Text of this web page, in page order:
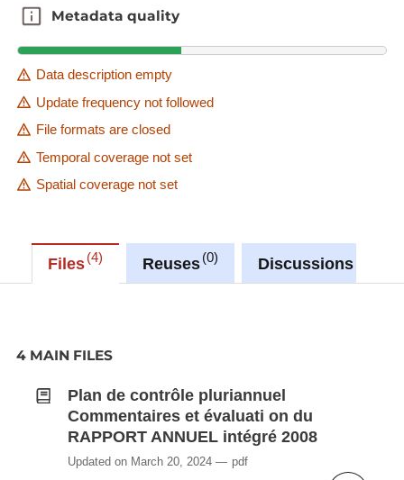
Metadata quality
Metadata quality
Data description empty
Update frequency not followed
File formats are closed
Temporal coverage not set
Spatial coverage not set
Files 4 Reuses 0 Discussions
4 MAIN FILES
Plan de contrôle pluriannuel
Commentaires et évaluati on du
RAPPORT ANNUEL intégré 2008
Updated on March 20, 2024 pdf